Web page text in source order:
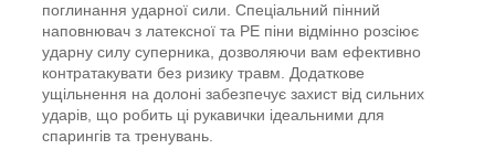
поглинання ударної сили. Спеціальний пінний
наповнювач з латексної та PE піни відмінно розсіює
ударну силу суперника, дозволяючи вам ефективно
контратакувати без ризику травм. Додаткове
ущільнення на долоні забезпечує захист від сильних
ударів, що робить ці рукавички ідеальними для
спарингів та тренувань.